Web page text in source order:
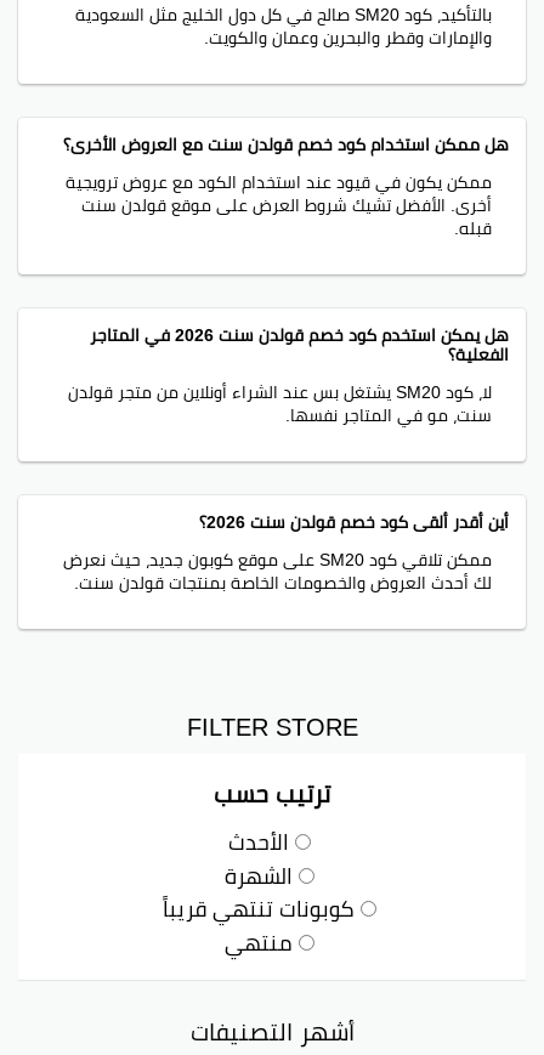
بالتأكيد، كود SM20 صالح في كل دول الخليج مثل السعودية
والإمارات وقطر والبحرين وعمان والكويت.
هل ممكن استخدام كود خصم قولدن سنت مع العروض الأخرى؟
ممكن يكون في قيود عند استخدام الكود مع عروض ترويجية
أخرى. الأفضل تشيك شروط العرض على موقع قولدن سنت
قبله.
هل يمكن استخدم كود خصم قولدن سنت 2026 في المتاجر
الفعلية؟
لا، كود SM20 يشتغل بس عند الشراء أونلاين من متجر قولدن
سنت، مو في المتاجر نفسها.
أين أقدر ألقى كود خصم قولدن سنت 2026؟
ممكن تلاقي كود SM20 على موقع كوبون جديد، حيث نعرض
لك أحدث العروض والخصومات الخاصة بمنتجات قولدن سنت.
FILTER STORE
ترتيب حسب
الأحدث
الشهرة
كوبونات تنتهي قريباً
منتهي
أشهر التصنيفات